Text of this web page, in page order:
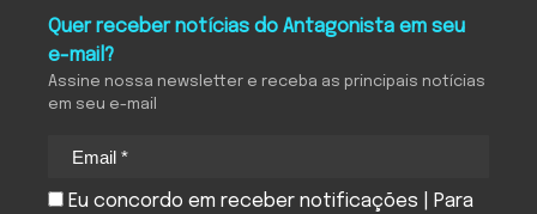
Quer receber notícias do Antagonista em seu
e-mail?
Assine nossa newsletter e receba as principais notícias
em seu e-mail
Eu concordo em receber notificações | Para